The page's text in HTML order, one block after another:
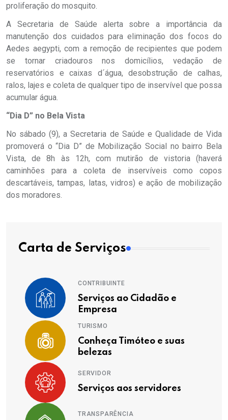
proliferação do mosquito.
A Secretaria de Saúde alerta sobre a importância da
manutenção dos cuidados para eliminação dos focos do
Aedes aegypti, com a remoção de recipientes que podem
se tornar criadouros nos domicílios, vedação de
reservatórios e caixas d´água, desobstrução de calhas,
ralos, lajes e coleta de qualquer tipo de inservível que possa
acumular água.
“Dia D” no Bela Vista
No sábado (9), a Secretaria de Saúde e Qualidade de Vida
promoverá o “Dia D” de Mobilização Social no bairro Bela
Vista, de 8h às 12h, com mutirão de vistoria (haverá
caminhões para a coleta de inservíveis como copos
descartáveis, tampas, latas, vidros) e ação de mobilização
dos moradores.
Carta de Serviços
CONTRIBUINTE
Serviços ao Cidadão e
Empresa
TURISMO
Conheça Timóteo e suas
belezas
SERVIDOR
Serviços aos servidores
TRANSPARÊNCIA